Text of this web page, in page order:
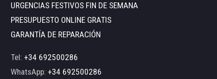
URGENCIAS FESTIVOS FIN DE SEMANA
PRESUPUESTO ONLINE GRATIS
GARANTÍA DE REPARACIÓN
Tel:+34 692500286
WhatsApp:+34 692500286